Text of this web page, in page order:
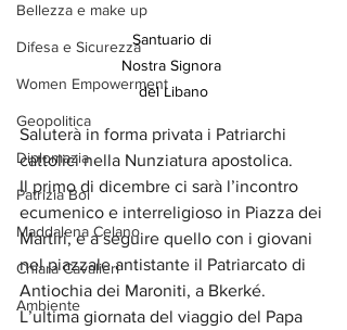
Bellezza e make up
Difesa e Sicurezza
Women Empowerment
Geopolitica
Diplomazia
Patrizia Boi
Maddalena Celano
Chiara Cavalieri
Ambiente
Santuario di
Nostra Signora
del Libano
Saluterà in forma privata i Patriarchi
cattolici nella Nunziatura apostolica.
Il primo di dicembre ci sarà l’incontro
ecumenico e interreligioso in Piazza dei
Martiri, e a seguire quello con i giovani
nel piazzale antistante il Patriarcato di
Antiochia dei Maroniti, a Bkerké.
L’ultima giornata del viaggio del Papa